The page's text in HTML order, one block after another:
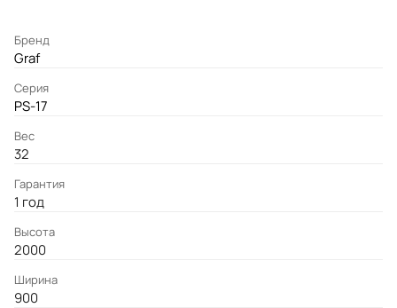
Бренд
Graf
Серия
PS-17
Вес
32
Гарантия
1 год
Высота
2000
Ширина
900